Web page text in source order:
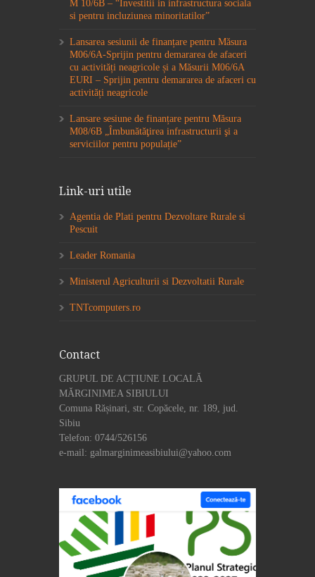
M 10/6B – “Investitii in infrastructura sociala
si pentru incluziunea minoritatilor”
Lansarea sesiunii de finanțare pentru Măsura
M06/6A-Sprijin pentru demararea de afaceri
cu activități neagricole și a Măsurii M06/6A
EURI – Sprijin pentru demararea de afaceri cu
activități neagricole
Lansare sesiune de finanțare pentru Măsura
M08/6B „Îmbunătăţirea infrastructurii şi a
serviciilor pentru populație”
Link-uri utile
Agentia de Plati pentru Dezvoltare Rurale si
Pescuit
Leader Romania
Ministerul Agriculturii si Dezvoltatii Rurale
TNTcomputers.ro
Contact
GRUPUL DE ACȚIUNE LOCALĂ
MĂRGINIMEA SIBIULUI
Comuna Rășinari, str. Copăcele, nr. 189, jud.
Sibiu
Telefon: 0744/526156
e-mail: galmarginimeasibiului@yahoo.com